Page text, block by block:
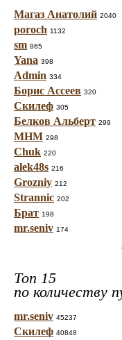
Магаз Анатолий 2040
poroch 1132
sm 865
Yana 398
Admin 334
Борис Ассеев 320
Скилеф 305
Белков Альберт 299
МНМ 298
Chuk 220
alek48s 216
Grozniy 212
Strannic 202
Брат 198
mr.seniv 174
Топ 15
по количеству
mr.seniv 45237
Скилеф 40848